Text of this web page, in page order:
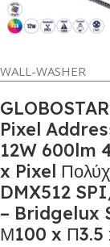
WALL-WASHER
Pixel
12W 600lm
x Pixel
DMX512
– Bridgelux
Μ100 x Π3.5